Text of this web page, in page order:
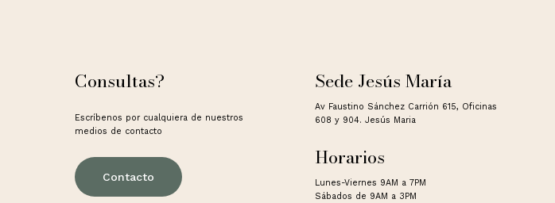
Consultas?
Escríbenos por cualquiera de nuestros
medios de contacto
Contacto
Sede Jesús María
Av Faustino Sánchez Carrión 615, Oficinas
608 y 904. Jesús Maria
Horarios
Lunes-Viernes 9AM a 7PM
Sábados de 9AM a 3PM